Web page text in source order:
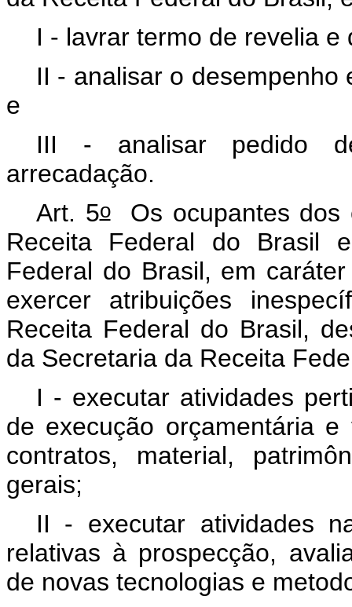
I - lavrar termo de revelia e
II - analisar o
e
III - analisar pedido
arrecadação.
Art. 5oOs ocupantes dos
Receita Federal do Brasil
Federal do Brasil, em
exercer atribuições
Receita Federal do Brasil,
da Secretaria da Receita
I - executar atividades
de execução orçamentária
contratos, material,
gerais;
II - executar atividades
relativas à prospecção,
de novas tecnologias e